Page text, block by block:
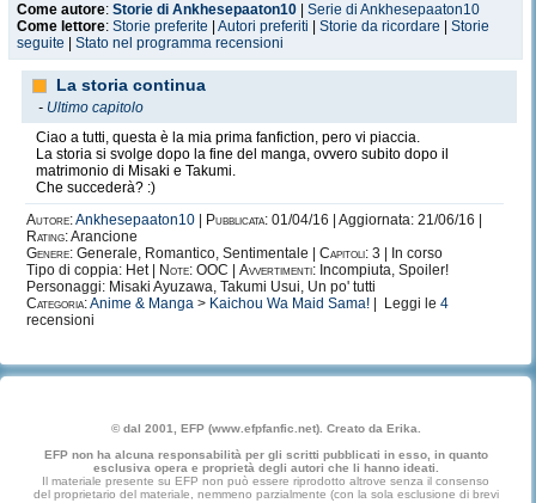
Come autore: Storie di Ankhesepaaton10
Serie di Ankhesepaaton10
Come lettore: Storie preferite Autori preferiti Storie da ricordare
Storie
seguite
Stato nel programma recensioni
La storia continua
- Ultimo capitolo
Ciao a tutti, questa è la mia prima fanfiction, pero vi piaccia.
La storia si svolge dopo la fine del manga, ovvero subito dopo il
matrimonio di Misaki e Takumi.
Che succederà? :)
Autore:Ankhesepaaton10 Pubblicata: 01/04/16 | Aggiornata: 21/06/16 |
Rating:Arancione
Genere: Generale, Romantico, Sentimentale | Capitoli: 3 | In corso
Tipo di coppia: Het |
Note: OOC | Avvertimenti: Incompiuta, Spoiler!
Personaggi: Misaki Ayuzawa, Takumi Usui, Un po' tutti
Categoria:Anime & Manga > Kaichou Wa Maid Sama! | Leggi le 4
recensioni
© dal 2001, EFP (www.efpfanfic.net). Creato da Erika.
EFP non ha alcuna responsabilità per gli scritti pubblicati in esso, in quanto
esclusiva opera e proprietà degli autori che li hanno ideati.
Il materiale presente su EFP non può essere riprodotto altrove senza il consenso
del proprietario del materiale, nemmeno parzialmente (con la sola esclusione di brevi